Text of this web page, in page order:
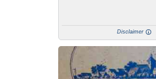
Disclaimer